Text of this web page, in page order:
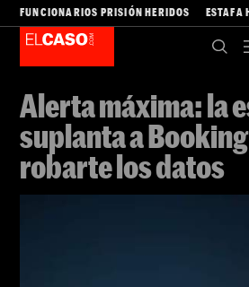
FUNCIONARIOS PRISIÓN HERIDOS ESTAFA
Alerta máxima: la
suplanta a
robarte los datos